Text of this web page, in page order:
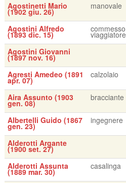
Agostinetti Mario
(1902 giu. 26)
manovale
Agostini Alfredo
(1893 dic. 15)
commesso
viaggiatore
Agostini Giovanni
(1897 nov. 16)
Agresti Amedeo (1891
apr. 07)
calzolaio
Aira Assunto (1903
gen. 08)
bracciante
Albertelli Guido (1867
gen. 23)
ingegnere
Alderotti Argante
(1900 set. 27)
Alderotti Assunta
(1889 mar. 30)
casalinga